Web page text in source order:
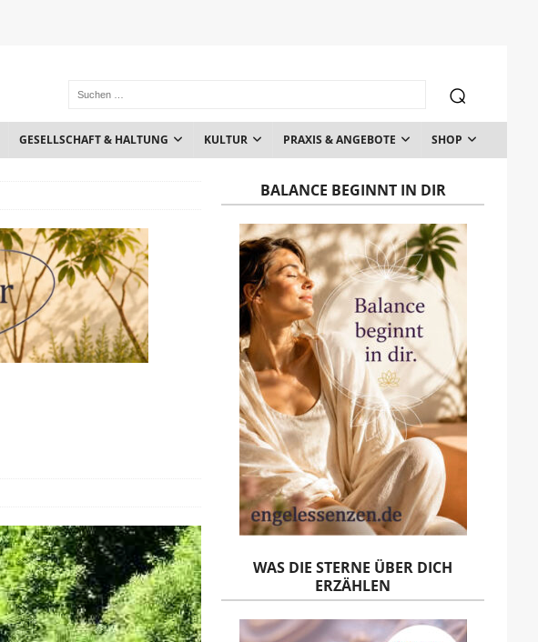
GESELLSCHAFT & HALTUNG KULTUR PRAXIS & ANGEBOTE SHOP
BALANCE BEGINNT IN DIR
WAS DIE STERNE ÜBER DICH
ERZÄHLEN